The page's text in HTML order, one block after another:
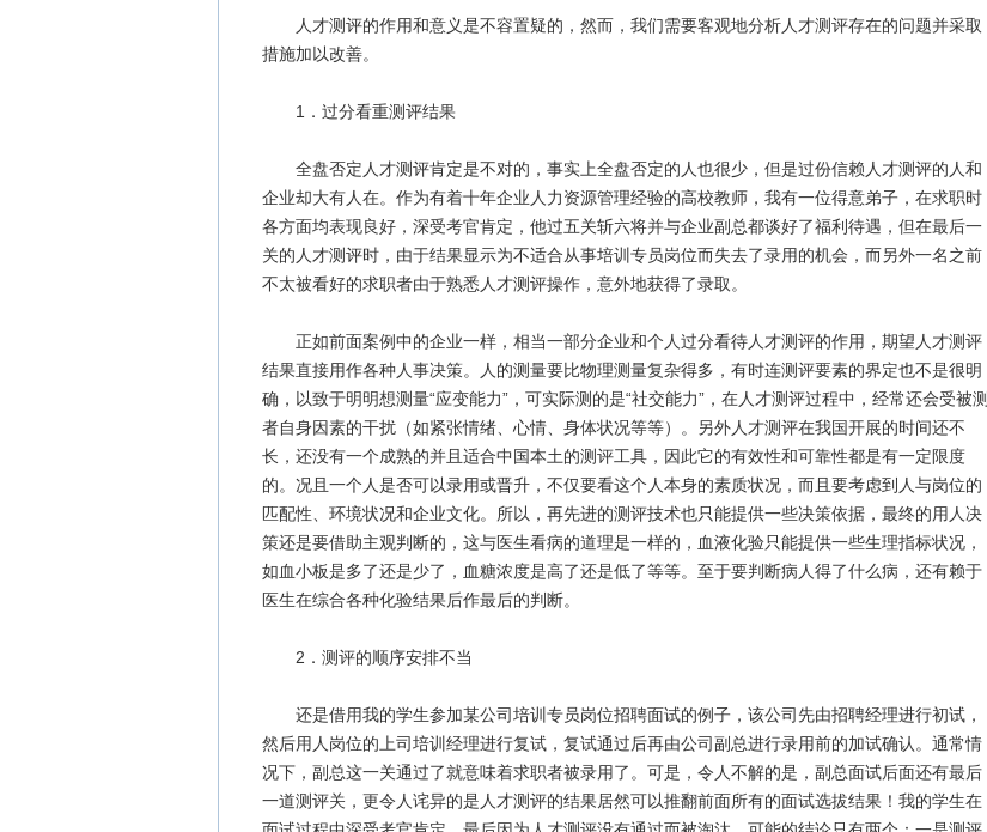
人才测评的作用和意义是不容置疑的，然而，我们需要客观地分析人才测评存在的问题并采取
措施加以改善。
1．过分看重测评结果
全盘否定人才测评肯定是不对的，事实上全盘否定的人也很少，但是过份信赖人才测评的人和
企业却大有人在。作为有着十年企业人力资源管理经验的高校教师，我有一位得意弟子，在求职时
各方面均表现良好，深受考官肯定，他过五关斩六将并与企业副总都谈好了福利待遇，但在最后一
关的人才测评时，由于结果显示为不适合从事培训专员岗位而失去了录用的机会，而另外一名之前
不太被看好的求职者由于熟悉人才测评操作，意外地获得了录取。
正如前面案例中的企业一样，相当一部分企业和个人过分看待人才测评的作用，期望人才测评
结果直接用作各种人事决策。人的测量要比物理测量复杂得多，有时连测评要素的界定也不是很明
确，以致于明明想测量“应变能力”，可实际测的是“社交能力”，在人才测评过程中，经常还会受被测
者自身因素的干扰（如紧张情绪、心情、身体状况等等）。另外人才测评在我国开展的时间还不
长，还没有一个成熟的并且适合中国本土的测评工具，因此它的有效性和可靠性都是有一定限度
的。况且一个人是否可以录用或晋升，不仅要看这个人本身的素质状况，而且要考虑到人与岗位的
匹配性、环境状况和企业文化。所以，再先进的测评技术也只能提供一些决策依据，最终的用人决
策还是要借助主观判断的，这与医生看病的道理是一样的，血液化验只能提供一些生理指标状况，
如血小板是多了还是少了，血糖浓度是高了还是低了等等。至于要判断病人得了什么病，还有赖于
医生在综合各种化验结果后作最后的判断。
2．测评的顺序安排不当
还是借用我的学生参加某公司培训专员岗位招聘面试的例子，该公司先由招聘经理进行初试，
然后用人岗位的上司培训经理进行复试，复试通过后再由公司副总进行录用前的加试确认。通常情
况下，副总这一关通过了就意味着求职者被录用了。可是，令人不解的是，副总面试后面还有最后
一道测评关，更令人诧异的是人才测评的结果居然可以推翻前面所有的面试选拔结果！我的学生在